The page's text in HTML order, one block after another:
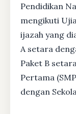
Pendidikan
mengikuti
ijazah yang
A setara
Paket B
Pertama
dengan